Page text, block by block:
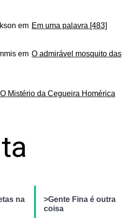
em Em uma palavra [483]
em O admirável mosquito das
Mistério da Cegueira Homérica
na
>Gente Fina é outra
coisa